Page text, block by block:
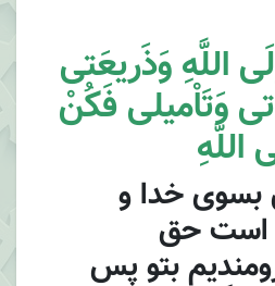
اللَّهِ وَذَريعَتى
وَتَاْميلى فَكُنْ
بسوى خدا و
است حق
بتو پس